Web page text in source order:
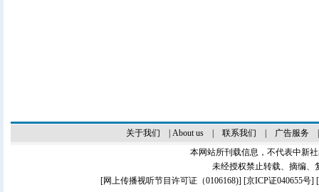
关于我们 About us| 联系我们 广告服务
本网站所刊载信息，不代表中新
未经授权禁止转载、摘编、
[网上传播视听节目许可证（0106168)] [京ICP证040655号]